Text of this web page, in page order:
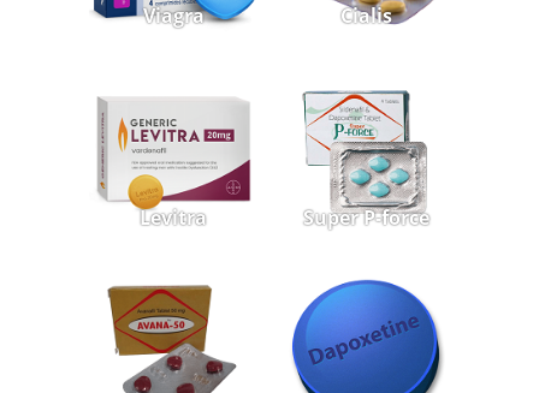
Viagra Cialis
Levitra Super P-force